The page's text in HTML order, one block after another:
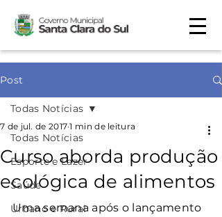
Post
Todas Notícias
Esporte e Lazer
Saúde
Urbano e Rural
Todas Notícias
Curso aborda produção
ecológica de alimentos
7 de jul. de 2017 1 min de leitura
Uma semana após o lançamento